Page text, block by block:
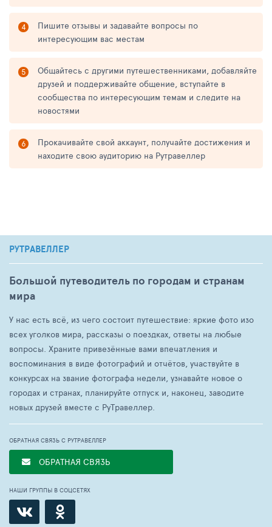
Пишите отзывы и задавайте вопросы по
интересующим вас местам
Общайтесь с другими путешественниками, добавляйте
друзей и поддерживайте общение, вступайте в
сообщества по интересующим темам и следите на
новостями
Прокачивайте свой аккаунт, получайте достижения и
находите свою аудиторию на Рутравеллер
РУТРАВЕЛЛЕР
Большой путеводитель по городам и странам
мира
У нас есть всё, из чего состоит путешествие: яркие фото изо
всех уголков мира, рассказы о поездках, ответы на любые
вопросы. Храните привезённые вами впечатления и
воспоминания в виде фотографий и отчётов, участвуйте в
конкурсах на звание фотографа недели, узнавайте новое о
городах и странах, планируйте отпуск и, наконец, заводите
новых друзей вместе с РуТравеллер.
ОБРАТНАЯ СВЯЗЬ С РУТРАВЕЛЛЕР
ОБРАТНАЯ СВЯЗЬ
НАШИ ГРУППЫ В СОЦСЕТЯХ